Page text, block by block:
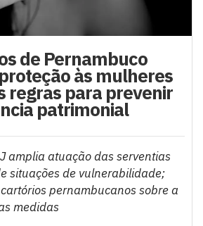
de Pernambuco
às mulheres
regras para prevenir
patrimonial
amplia atuação das serventias
situações de vulnerabilidade;
pernambucanos sobre a
medidas